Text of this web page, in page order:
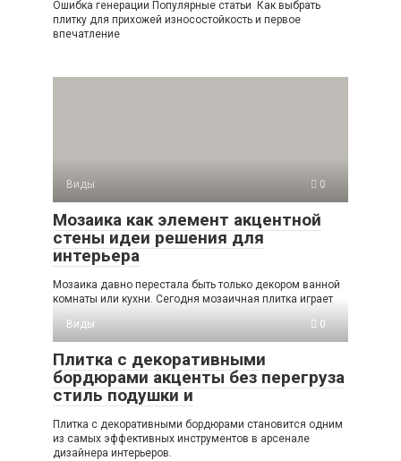
Ошибка генерации Популярные статьи Как выбрать
плитку для прихожей износостойкость и первое
впечатление
Виды 0
Мозаика как элемент акцентной
стены идеи решения для
интерьера
Мозаика давно перестала быть только декором ванной
комнаты или кухни. Сегодня мозаичная плитка играет
Виды
0
Плитка с декоративными
бордюрами акценты без перегруза
стиль подушки и
Плитка с декоративными бордюрами становится одним
из самых эффективных инструментов в арсенале
дизайнера интерьеров.